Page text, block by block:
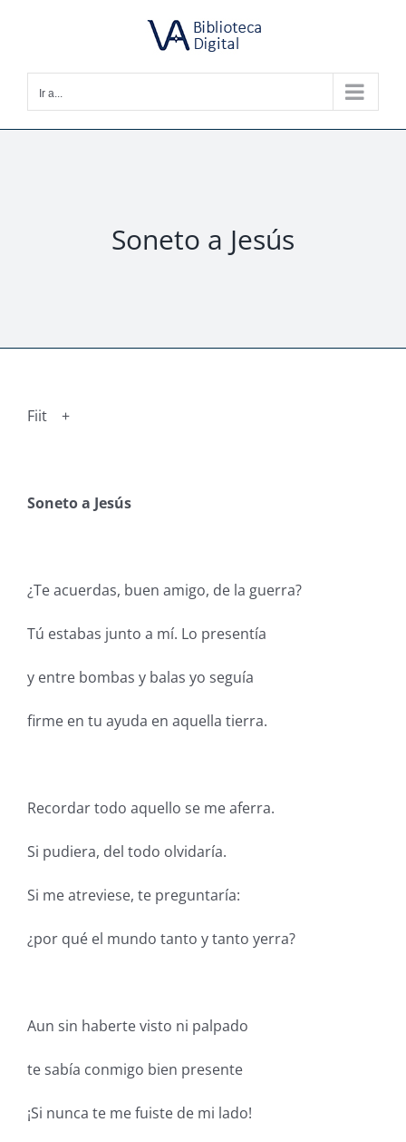
Ir a...
Soneto a Jesús
Fiit +
Soneto a Jesús
¿Te acuerdas, buen amigo, de la guerra?
Tú estabas junto a mí. Lo presentía
y entre bombas y balas yo seguía
firme en tu ayuda en aquella tierra.
Recordar todo aquello se me aferra.
Si pudiera, del todo olvidaría.
Si me atreviese, te preguntaría:
¿por qué el mundo tanto y tanto yerra?
Aun sin haberte visto ni palpado
te sabía conmigo bien presente
¡Si nunca te me fuiste de mi lado!